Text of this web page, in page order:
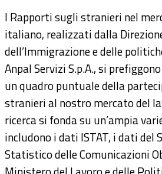
Progetti
Documenti
Bandi
Guide
I Rapporti sugli stranieri nel
italiano, realizzati dalla
dell’Immigrazione e delle
Anpal Servizi S.p.A., si
un quadro puntuale della
stranieri al nostro mercato del
ricerca si fonda su un’ampia
includono i dati ISTAT, i dati
Statistico delle Comunicazioni